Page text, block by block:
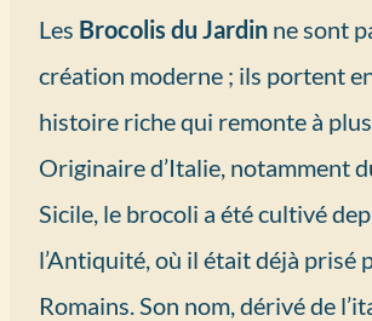
Les Brocolis du Jardin ne sont
création moderne ; ils portent
histoire riche qui remonte à
Originaire d’Italie, notamment
Sicile, le brocoli a été cultivé
l’Antiquité, où il était déjà prisé
Romains. Son nom, dérivé de